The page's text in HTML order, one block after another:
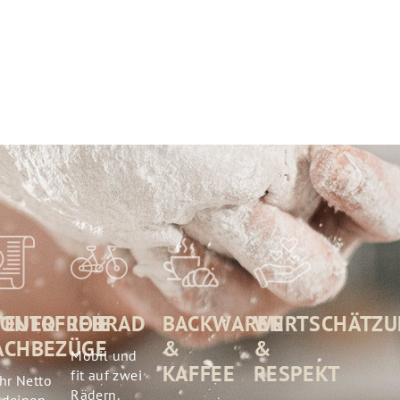
Netto
JOBRAD
Mobil und
fit auf zwei
Rädern.
BACKWAREN
&
KAFFEE
&
RESPEKT